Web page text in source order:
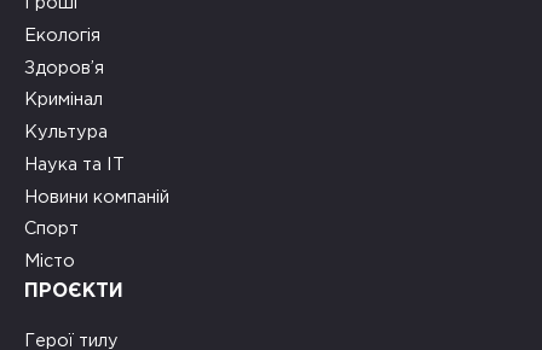
Гроші
Екологія
Здоров’я
Кримінал
Культура
Наука та ІТ
Новини компаній
Спорт
Місто
ПРОЄКТИ
Герої тилу